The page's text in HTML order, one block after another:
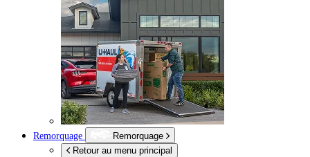
Remorquage
Remorquage
Retour au menu principal